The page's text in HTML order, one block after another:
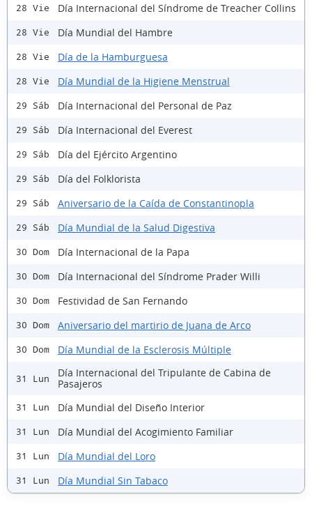
28 Vie Día Internacional del Síndrome de Treacher Collins
28 Vie Día Mundial del Hambre
28 Vie Día de la Hamburguesa
28 Vie Día Mundial de la Higiene Menstrual
29 Sáb Día Internacional del Personal de Paz
29 Sáb Día Internacional del Everest
29 Sáb Día del Ejército Argentino
29 Sáb Día del Folklorista
29 Sáb Aniversario de la Caída de Constantinopla
29 Sáb Día Mundial de la Salud Digestiva
30 Dom Día Internacional de la Papa
30 Dom Día Internacional del Síndrome Prader Willi
30 Dom Festividad de San Fernando
30 Dom Aniversario del martirio de Juana de Arco
30 Dom Día Mundial de la Esclerosis Múltiple
31 Lun
Día Internacional del Tripulante de Cabina de
Pasajeros
31 Lun Día Mundial del Diseño Interior
31 Lun Día Mundial del Acogimiento Familiar
31 Lun Día Mundial del Loro
31 Lun Día Mundial Sin Tabaco